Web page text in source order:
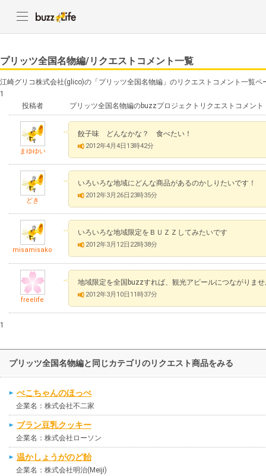
プリッツ全国名物編/リクエストコメント一覧
江崎グリコ株式会社(glico)の「プリッツ全国名物編」のリクエストコメント一覧ペ
1
投稿者
プリッツ全国名物編のbuzzプロジェクトリクエストコメント
まゆゆい
餃子味 どんなかな？ 食べたい！
2012年4月4日13時42分
どき
いろいろな地域にどんな商品があるのかしりたいです！
2012年3月26日23時35分
misamisako
いろいろな地域限定をＢＵＺＺしてみたいです
2012年3月12日22時38分
freelife
地域限定を全国buzzすれば、観光アピールにつながりま
2012年3月10日11時37分
1
プリッツ全国名物編と同じカテゴリのリクエスト商品をみる
ぺこちゃんのほっぺ
企業名：株式会社不二家
ブラン豆乳クッキー
企業名：株式会社ローソン
温かしょうがのど飴
企業名：株式会社明治(Meiji)